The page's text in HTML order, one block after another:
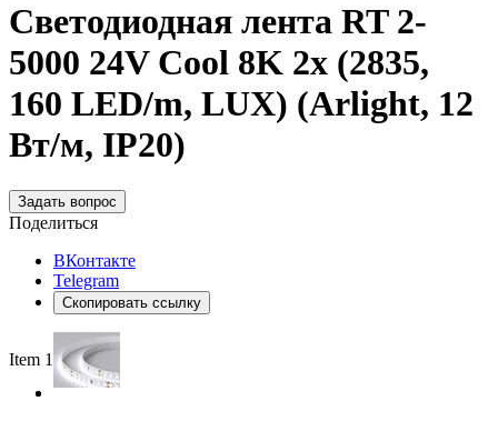
Светодиодная лента RT 2-
5000 24V Cool 8K 2x (2835,
160 LED/m, LUX) (Arlight, 12
Вт/м, IP20)
Задать вопрос
Поделиться
ВКонтакте
Telegram
Скопировать ссылку
Item 1 of 2